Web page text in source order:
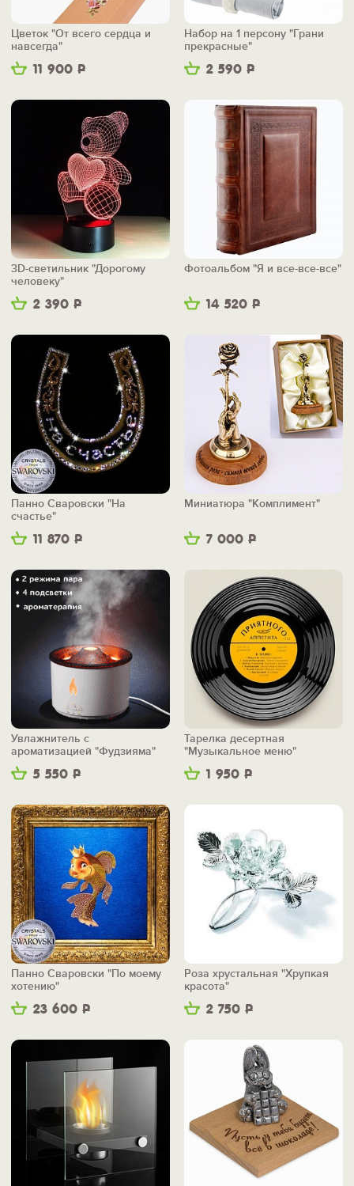
11 900 Р
Цветок "От всего сердца и
навсегда"
2 590 Р
Набор на 1 персону "Грани
прекрасные"
2 390 Р
3D-светильник "Дорогому
человеку"
14 520 Р
Фотоальбом "Я и все-все-все"
11 870 Р
Панно Сваровски "На
счастье"
7 000 Р
Миниатюра "Комплимент"
5 550 Р
Увлажнитель с
ароматизацией "Фудзияма"
1 950 Р
Тарелка десертная
"Музыкальное меню"
23 600 Р
Панно Сваровски "По моему
хотению"
2 750 Р
Роза хрустальная "Хрупкая
красота"